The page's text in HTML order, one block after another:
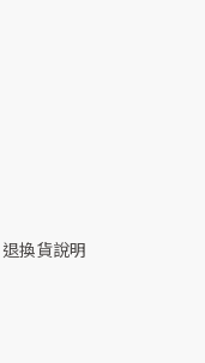
退換貨說明